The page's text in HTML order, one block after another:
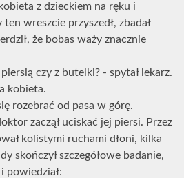
z dzieckiem na ręku i
wreszcie przyszedł, zbadał
że bobas waży znacznie
czy z butelki? - spytał lekarz.
kobieta.
rozebrać od pasa w górę.
zaczął uciskać jej piersi. Przez
kolistymi ruchami dłoni, kilka
skończył szczegółowe badanie,
powiedział: